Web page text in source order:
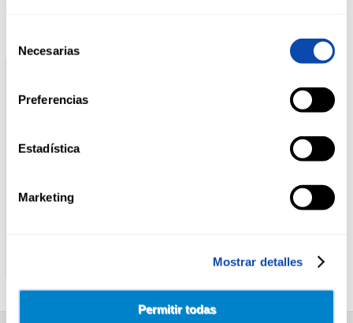
Necesarias
Preferencias
Estadística
Marketing
Mostrar detalles
Permitir todas
HOGAR
1,5L